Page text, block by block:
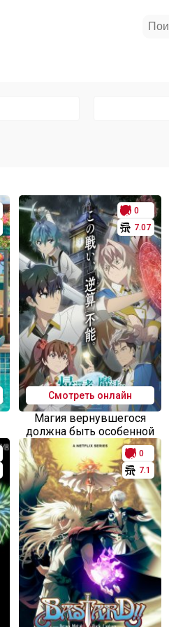
0
7.07
Смотреть онлайн
Магия вернувшегося
должна быть особенной
0
7.1